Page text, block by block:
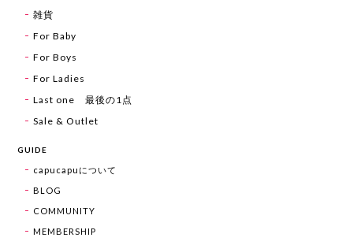
雑貨
For Baby
For Boys
For Ladies
Last one 最後の1点
Sale & Outlet
GUIDE
capucapuについて
BLOG
COMMUNITY
MEMBERSHIP